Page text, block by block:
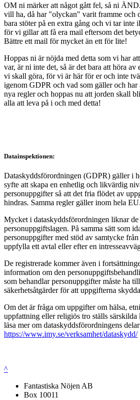
OM ni märker att något gått fel, så ni
vill ha, då har "olyckan" varit framme och
bara stöter på en extra gång och vi tar inte
för vi gillar att få era mail eftersom det
Bättre ett mail för mycket än ett för lite!
Hoppas ni är nöjda med detta som vi har
var, är ni inte det, så är det bara att höra
vi skall göra, för vi är här för er och inte
igenom GDPR och vad som gäller och har
nya regler och hoppas nu att jorden skall
alla att leva på i och med detta!
Datainspektionen:
Dataskyddsförordningen (GDPR) gäller i
syfte att skapa en enhetlig och likvärdig
personuppgifter så att det fria flödet av
hindras. Samma regler gäller inom hela EU.
Mycket i dataskyddsförordningen liknar de
personuppgiftslagen. På samma sätt som
personuppgifter med stöd av samtycke
uppfylla ett avtal eller efter en
De registrerade kommer även i
information om den
som behandlar personuppgifter måste ha
säkerhetsåtgärder för att uppgifterna
Om det är fråga om uppgifter om hälsa,
uppfattning eller religiös tro ställs särskilda
läsa mer om dataskyddsförordningens
https://www.imy.se/verksamhet/dataskydd/
^
Fantastiska Nöjen AB
Box 10011